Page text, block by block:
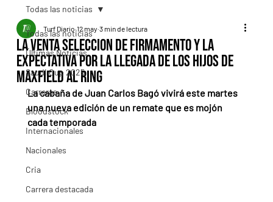
Todas las noticias
Últimas Noticias
Saudi Cup 2025
Carreras
Bloodstock
Internacionales
Nacionales
Cria
Carrera destacada
Todas las noticias
La Venta Seleccion de Firmamento y la
expectativa por la llegada de los hijos de
Maxfield al ring
Turf Diario 12 may 3 min de lectura
La cabaña de Juan Carlos Bagó vivirá este martes
una nueva edición de un remate que es mojón
cada temporada